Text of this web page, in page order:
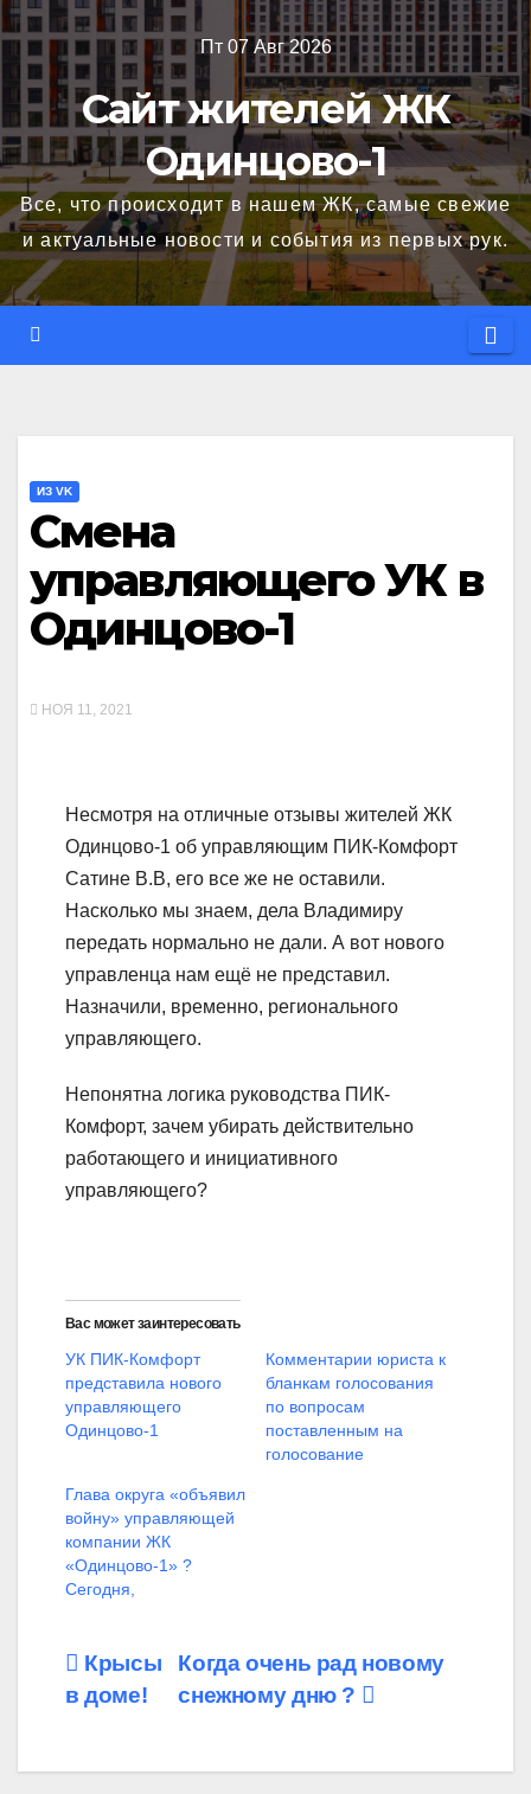
Перейти
содержимому
Пт 07 Авг 2026
Сайт жителей ЖК
Одинцово-1
Все, что происходит в нашем ЖК, самые свежие
и актуальные новости и события из первых рук.
ИЗ VK
Смена
управляющего УК в
Одинцово-1
НОЯ 11, 2021
Несмотря на отличные отзывы жителей ЖК
Одинцово-1 об управляющим ПИК-Комфорт
Сатине В.В, его все же не оставили.
Насколько мы знаем, дела Владимиру
передать нормально не дали. А вот нового
управленца нам ещё не представил.
Назначили, временно, регионального
управляющего.
Непонятна логика руководства ПИК-
Комфорт, зачем убирать действительно
работающего и инициативного
управляющего?
Вас может заинтересовать
УК ПИК-Комфорт
представила нового
управляющего
Одинцово-1
Комментарии юриста к
бланкам голосования
по вопросам
поставленным на
голосование
Глава округа «объявил
войну» управляющей
компании ЖК
«Одинцово-1» ?
Сегодня,
Навигация
по
записям
Когда очень рад новому
снежному дню ️?️
Крысы
в доме!